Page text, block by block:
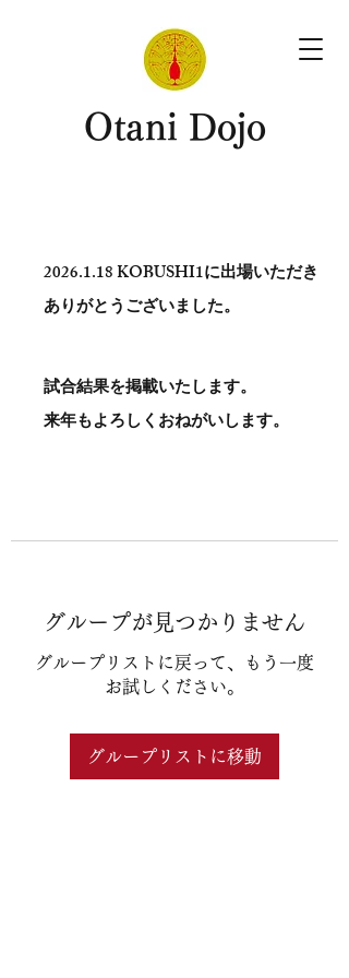
​Otani Dojo
2026.1.18KOBUSHI1に出場いただき
ありがとう​ございました。
試合結果を掲載いたします。
​来年もよろしくおねがいします。
グループが見つかりません
グループリストに戻って、もう一度
お試しください。
グループリストに移動